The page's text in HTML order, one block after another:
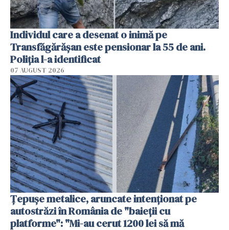
Individul care a desenat o inimă pe
Transfăgărășan este pensionar la 55 de ani.
Poliția l-a identificat
07 AUGUST 2026
Țepușe metalice, aruncate intenționat pe
autostrăzi în România de "baieții cu
platforme": "Mi-au cerut 1200 lei să mă